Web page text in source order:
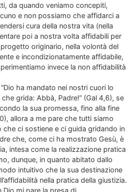
da quando veniamo concepiti,
e non possiamo che affidarci a
cura della nostra vita (nella
poi a nostra volta affidabili per
originario, nella volontà del
e incondizionatamente affidabile,
invece la non affidabilità
ha mandato nei nostri cuori lo
grida: Abbà, Padre!” (Gal 4,6), se
la sua promessa, fino alla fine
allora a me pare che tutti siamo
che ci sostiene e ci guida gridando in
che, come ci ha mostrato Gesù, è
intesa come la realizzazione pratica
dunque, in quanto abitato dallo
intuitivo che la sua destinazione
nella pratica della giustizia.
Dio mi pare la presa di